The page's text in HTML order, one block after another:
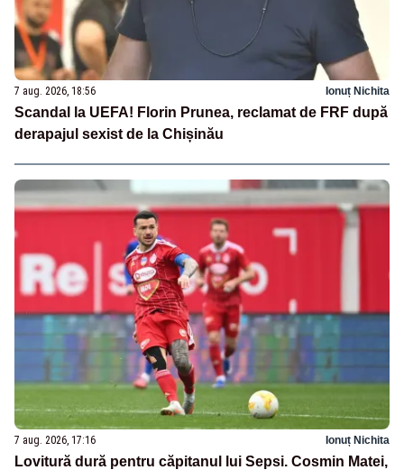
7 aug. 2026, 18:56 Ionuț Nichita
Scandal la UEFA! Florin Prunea, reclamat de FRF după
derapajul sexist de la Chișinău
7 aug. 2026, 17:16 Ionuț Nichita
Lovitură dură pentru căpitanul lui Sepsi. Cosmin Matei,